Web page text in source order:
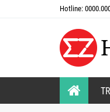
Hotline: